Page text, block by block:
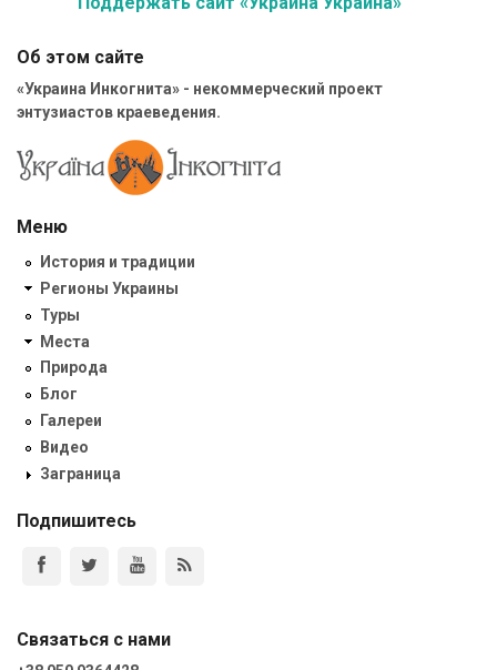
Об этом сайте
«Украина Инкогнита» - некоммерческий проект
энтузиастов краеведения.
Меню
История и традиции
Регионы Украины
Туры
Места
Природа
Блог
Галереи
Видео
Заграница
Подпишитесь
Связаться с нами